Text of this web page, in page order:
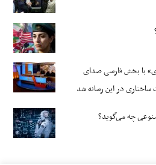
با بخش فارسی صدای
ساختاری در این رسانه شد
چه می‌گوید؟